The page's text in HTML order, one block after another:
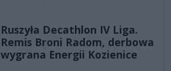
Ruszyła Decathlon IV Liga.
Remis Broni Radom, derbowa
wygrana Energii Kozienice